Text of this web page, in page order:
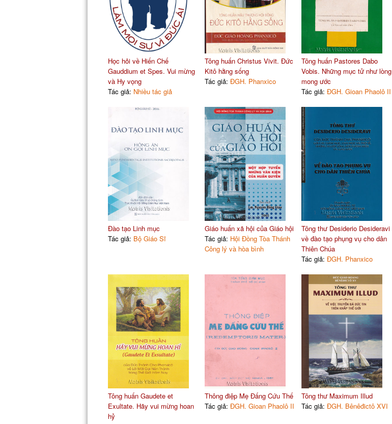
Học hỏi về Hiến Chế
Gauddium et Spes. Vui mừng
và Hy vọng
Tác giả: Nhiều tác giả
Tông huấn Christus Vivit. Đức
Kitô hằng sống
Tác giả: ĐGH. Phanxico
Tông huấn Pastores Dabo
Vobis. Những mục tử như lòng
mong ước
Tác giả: ĐGH. Gioan Phaolô II
Đào tạo Linh mục
Tác giả: Bộ Giáo Sĩ
Giáo huấn xã hội của Giáo hội
Tác giả: Hội Đồng Tòa Thánh
Công lý và hòa bình
Tông thư Desiderio Desideravi
về đào tạo phụng vụ cho dân
Thiên Chúa
Tác giả: ĐGH. Phanxico
Tông huấn Gaudete et
Exultate. Hãy vui mừng hoan
hỷ
Thông điệp Mẹ Đấng Cứu Thế
Tác giả: ĐGH. Gioan Phaolô II
Tông thư Maximum Illud
Tác giả: ĐGH. Bênêđictô XVI